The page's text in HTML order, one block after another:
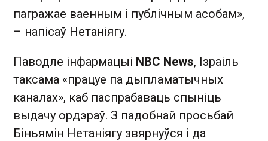
пагражае ваенным і публічным асобам»,
– напісаў Нетаніягу.
Паводле інфармацыі NBC News, Ізраіль
таксама «працуе па дыпламатычных
каналах», каб паспрабаваць спыніць
выдачу ордэраў. З падобнай просьбай
Біньямін Нетаніягу звярнуўся і да